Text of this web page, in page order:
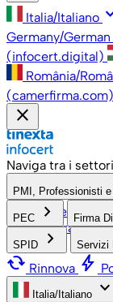
Italia/Italiano
Germany/
(infocert.digital)
România/
(camerfirma.com)
close
Naviga tra i settori
PMI, Professionisti
PMI,
Amministrazione
PEC keyboard_arrow_right Firma
SPID keyboard_arrow_right Servizi
cached Rinnova bolt
Italia/Italiano keyboard_arrow_down